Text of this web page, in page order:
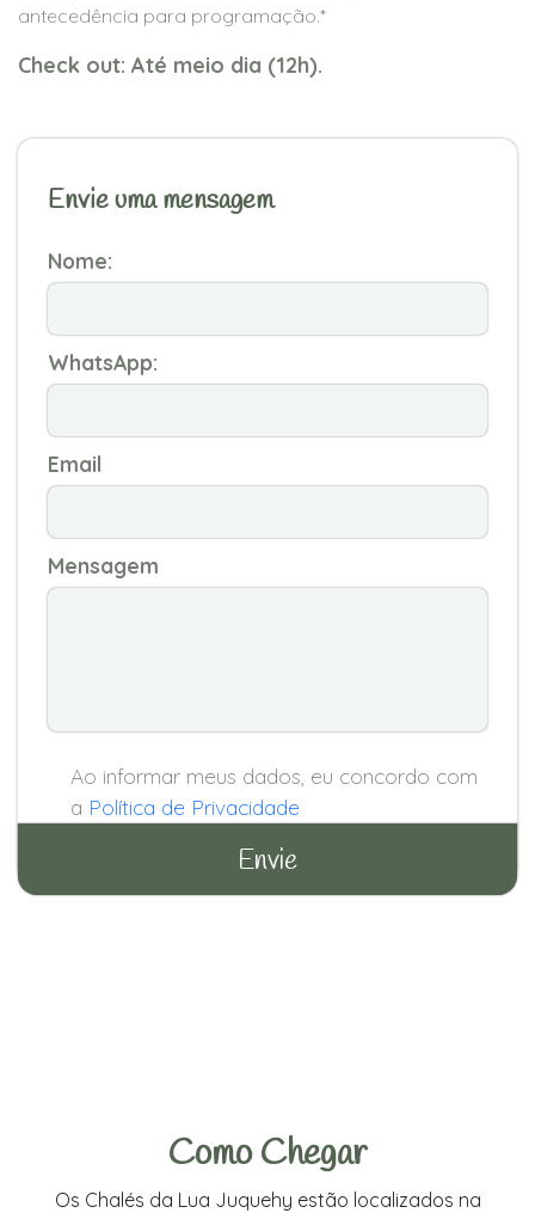
antecedência para programação.*
Check out: Até meio dia (12h).
Envie uma mensagem
Nome:
WhatsApp:
Email
Mensagem
Ao informar meus dados, eu concordo com
a Política de Privacidade
Como Chegar
Os Chalés da Lua Juquehy estão localizados na